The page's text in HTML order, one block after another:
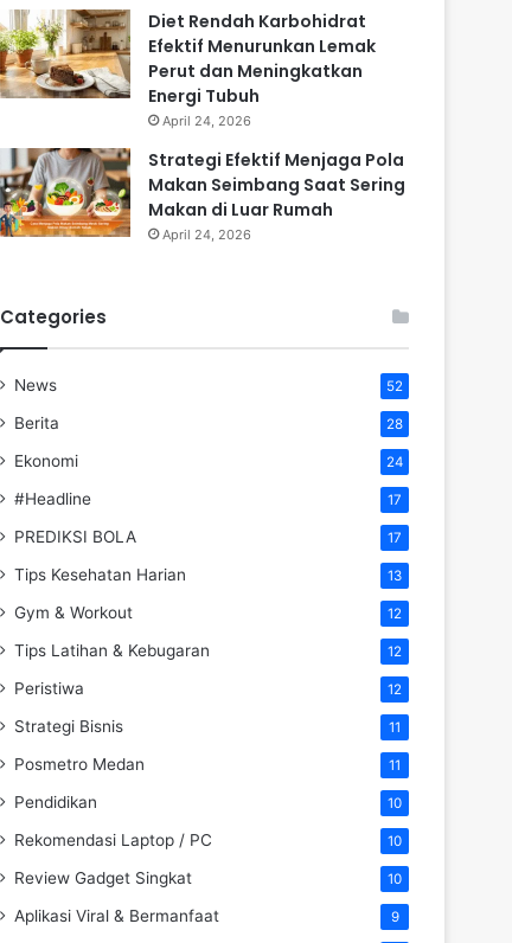
Diet Rendah Karbohidrat
Efektif Menurunkan Lemak
Perut dan Meningkatkan
Energi Tubuh
April 24, 2026
Strategi Efektif Menjaga Pola
Makan Seimbang Saat Sering
Makan di Luar Rumah
April 24, 2026
Categories
News 52
Berita 28
Ekonomi 24
#Headline 17
PREDIKSI BOLA 17
Tips Kesehatan Harian 13
Gym & Workout 12
Tips Latihan & Kebugaran 12
Peristiwa 12
Strategi Bisnis 11
Posmetro Medan 11
Pendidikan 10
Rekomendasi Laptop / PC 10
Review Gadget Singkat 10
Aplikasi Viral & Bermanfaat 9